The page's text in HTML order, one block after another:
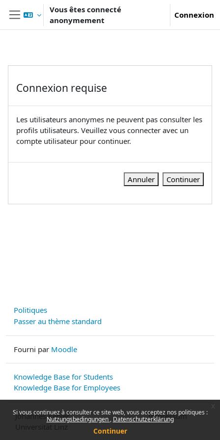
Passer au contenu principal
Si vous continuez à consulter ce site web, vous acceptez nos politiques :
Nutzungsbedingungen Datenschutzerklärung
Continuer
Panneau latéral
Vous êtes connecté
anonymement
Connexion
Connexion requise
Les utilisateurs anonymes ne peuvent pas consulter les
profils utilisateurs. Veuillez vous connecter avec un
compte utilisateur pour continuer.
Annuler Continuer
Politiques
Passer au thème standard
Fourni par Moodle
Knowledge Base for Students
Knowledge Base for Employees
Johannes Kepler
Impressum